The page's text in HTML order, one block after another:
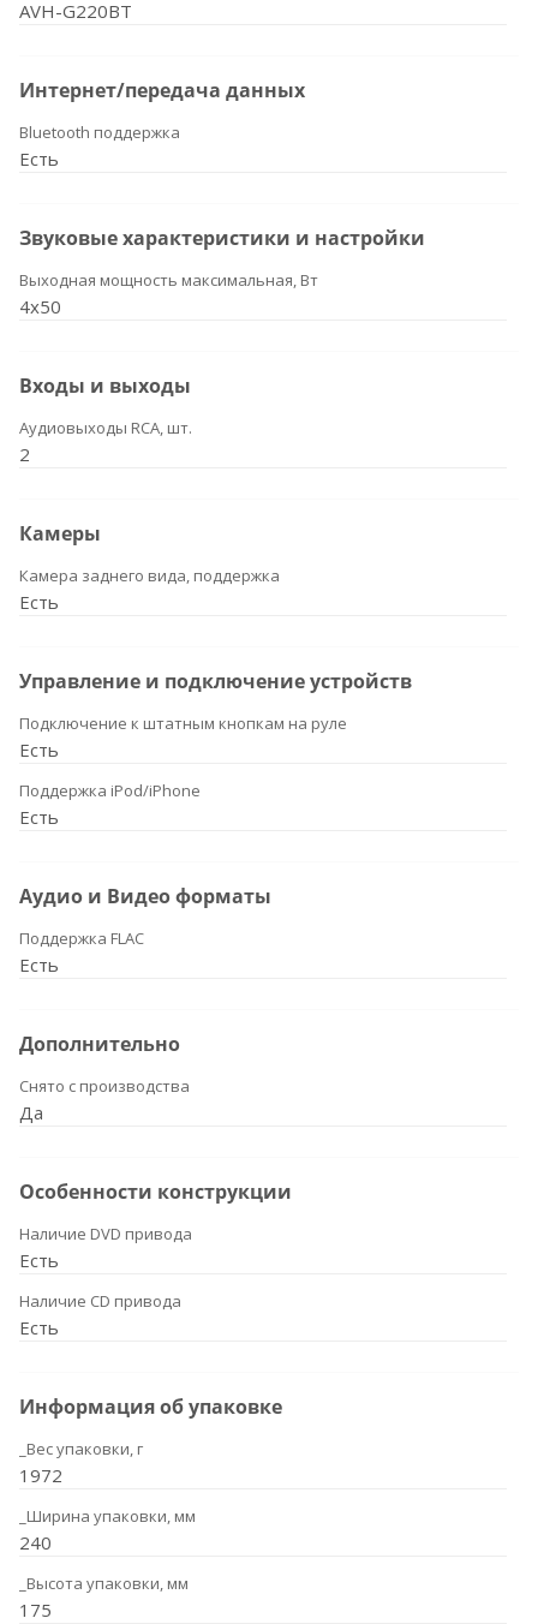
AVH-G220BT
Интернет/передача данных
Bluetooth поддержка
Есть
Звуковые характеристики и настройки
Выходная мощность максимальная, Вт
4x50
Входы и выходы
Аудиовыходы RCA, шт.
2
Камеры
Камера заднего вида, поддержка
Есть
Управление и подключение устройств
Подключение к штатным кнопкам на руле
Есть
Поддержка iPod/iPhone
Есть
Аудио и Видео форматы
Поддержка FLAC
Есть
Дополнительно
Снято с производства
Да
Особенности конструкции
Наличие DVD привода
Есть
Наличие CD привода
Есть
Информация об упаковке
_Вес упаковки, г
1972
_Ширина упаковки, мм
240
_Высота упаковки, мм
175